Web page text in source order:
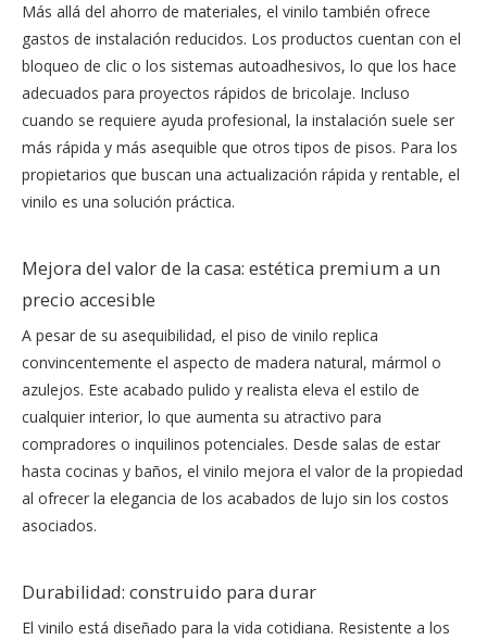
Más allá del ahorro de materiales, el vinilo también ofrece
gastos de instalación reducidos. Los productos cuentan con el
bloqueo de clic o los sistemas autoadhesivos, lo que los hace
adecuados para proyectos rápidos de bricolaje. Incluso
cuando se requiere ayuda profesional, la instalación suele ser
más rápida y más asequible que otros tipos de pisos. Para los
propietarios que buscan una actualización rápida y rentable, el
vinilo es una solución práctica.
Mejora del valor de la casa: estética premium a un
precio accesible
A pesar de su asequibilidad, el piso de vinilo replica
convincentemente el aspecto de madera natural, mármol o
azulejos. Este acabado pulido y realista eleva el estilo de
cualquier interior, lo que aumenta su atractivo para
compradores o inquilinos potenciales. Desde salas de estar
hasta cocinas y baños, el vinilo mejora el valor de la propiedad
al ofrecer la elegancia de los acabados de lujo sin los costos
asociados.
Durabilidad: construido para durar
El vinilo está diseñado para la vida cotidiana. Resistente a los